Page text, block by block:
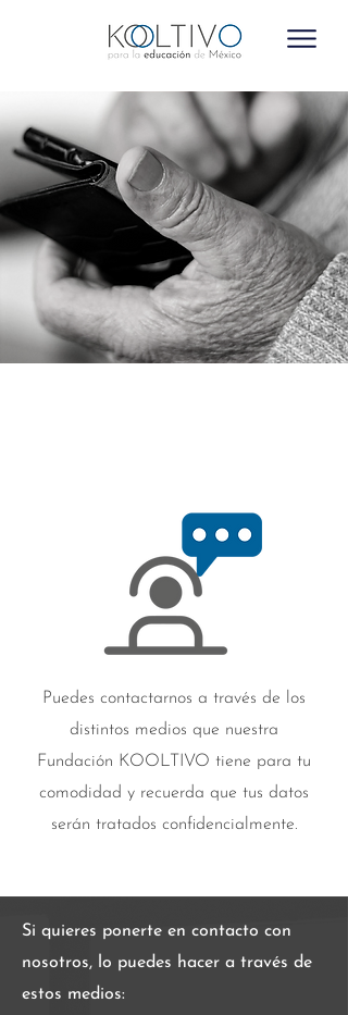
Puedes contactarnos a través de los
distintos medios que nuestra
Fundación KOOLTIVO tiene para tu
comodidad y recuerda que tus datos
serán tratados confidencialmente.
Si quieres ponerte en contacto con
nosotros, lo puedes hacer a través de
estos medios: